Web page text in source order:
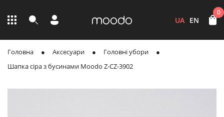
UA EN
0
Головна Аксесуари
Головні убори
Шапка сіра з бусинами Moodo Z-CZ-3902